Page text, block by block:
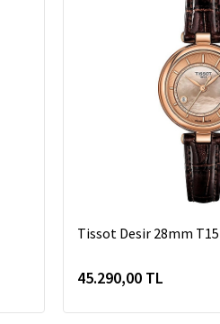
Tissot Desir 28mm
45.290,00 TL